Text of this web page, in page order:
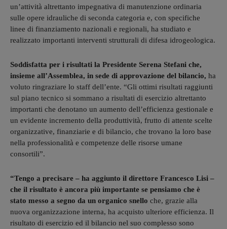
un’attività altrettanto impegnativa di manutenzione ordinaria
sulle opere idrauliche di seconda categoria e, con specifiche
linee di finanziamento nazionali e regionali, ha studiato e
realizzato importanti interventi strutturali di difesa idrogeologica.
Soddisfatta per i risultati la Presidente Serena Stefani che,
insieme all’Assemblea, in sede di approvazione del bilancio, ha
voluto ringraziare lo staff dell’ente. “Gli ottimi risultati raggiunti
sul piano tecnico si sommano a risultati di esercizio altrettanto
importanti che denotano un aumento dell’efficienza gestionale e
un evidente incremento della produttività, frutto di attente scelte
organizzative, finanziarie e di bilancio, che trovano la loro base
nella professionalità e competenze delle risorse umane
consortili”.
“Tengo a precisare – ha aggiunto il direttore Francesco Lisi –
che il risultato è ancora più importante se pensiamo che è
stato messo a segno da un organico snello che, grazie alla
nuova organizzazione interna, ha acquisto ulteriore efficienza. Il
risultato di esercizio ed il bilancio nel suo complesso sono